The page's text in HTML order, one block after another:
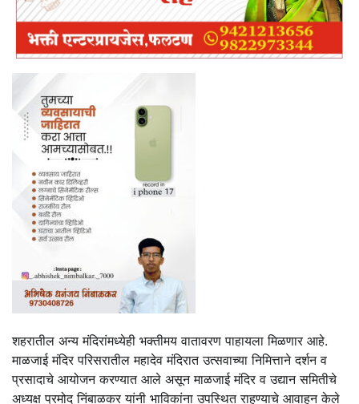
शहरातील अन्य मंदिरांमध्येही भक्तीमय वातावरण पाहायला मिळणार आहे.
माळजाई मंदिर परिसरातील महादेव मंदिरात उत्सवाच्या निमित्ताने दर्शन व
प्रसादाचे आयोजन करण्यात आले असून माळजाई मंदिर व उद्यान समितीचे
अध्यक्ष प्रमोद निंबाळकर यांनी भाविकांना उपस्थित राहण्याचे आवाहन केले